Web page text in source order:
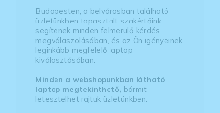
Budapesten, a belvárosban található
üzletünkben tapasztalt szakértőink
segítenek minden felmerülő kérdés
megválaszolásában, és az Ön igényeinek
leginkább megfelelő laptop
kiválasztásában.
Minden a webshopunkban látható
laptop megtekinthető, bármit
letesztelhet rajtuk üzletünkben.